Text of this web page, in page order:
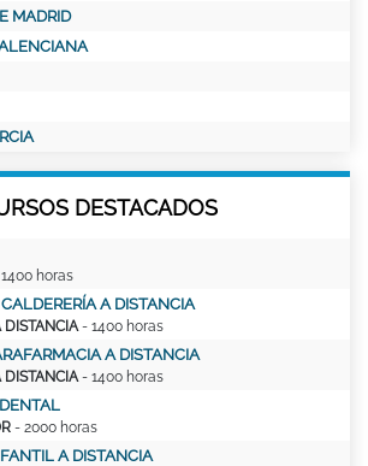
MADRID
DESTACADOS
horas
A DISTANCIA
DISTANCIA - 1400 horas
A DISTANCIA
DISTANCIA - 1400 horas
- 2000 horas
A DISTANCIA